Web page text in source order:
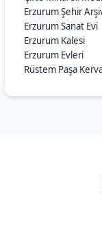
Erzurum Şehir
Erzurum Sanat Evi
Erzurum Kalesi
Erzurum Evleri
Rüstem Paşa